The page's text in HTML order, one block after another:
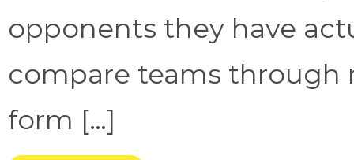
opponents they have
compare teams through
form […]